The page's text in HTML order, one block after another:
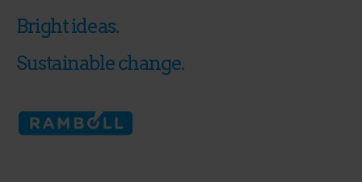
Bright ideas.
Sustainable change.